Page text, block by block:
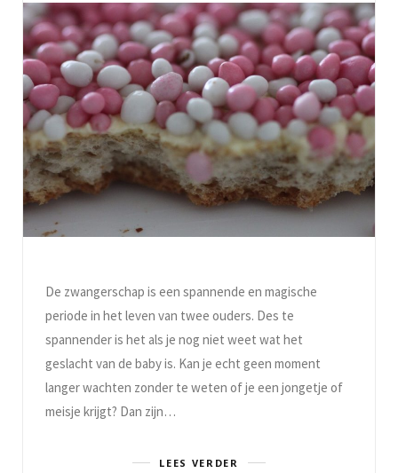
De zwangerschap is een spannende en magische
periode in het leven van twee ouders. Des te
spannender is het als je nog niet weet wat het
geslacht van de baby is. Kan je echt geen moment
langer wachten zonder te weten of je een jongetje of
meisje krijgt? Dan zijn…
LEES VERDER